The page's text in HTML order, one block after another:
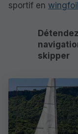
sportif en wingfoil
skipper